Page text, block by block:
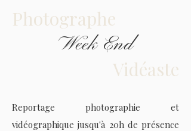
Photographe
Week End
Vidéaste
Reportage photographie et
vidéographique jusqu'à 20h de présence